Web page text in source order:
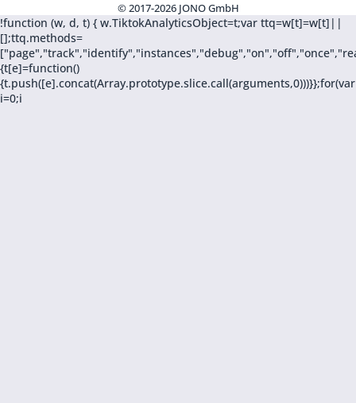
© 2017-2026 JONO GmbH
!function (w, d, t) { w.TiktokAnalyticsObject=t;var ttq=w[t]=w[t]||
[];ttq.methods=
{t[e]=function()
{t.push([e].concat(Array.prototype.slice.call(arguments,0)))}};for(var
i=0;i